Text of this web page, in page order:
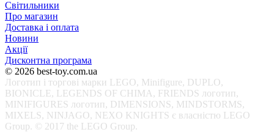
Світильники
Про магазин
Доставка і оплата
Новини
Акції
Дисконтна програма
© 2026 best-toy.com.ua
Логотип і торгові марки LEGO, Minifigure, DUPLO,
BIONICLE, LEGENDS OF CHIMA, FRIENDS логотип,
MINIFIGURES логотип, DIMENSIONS, MINDSTORMS,
MIXELS, NINJAGO, NEXO KNIGHTS є власністю LEGO
Group. © 2017 the LEGO Group.